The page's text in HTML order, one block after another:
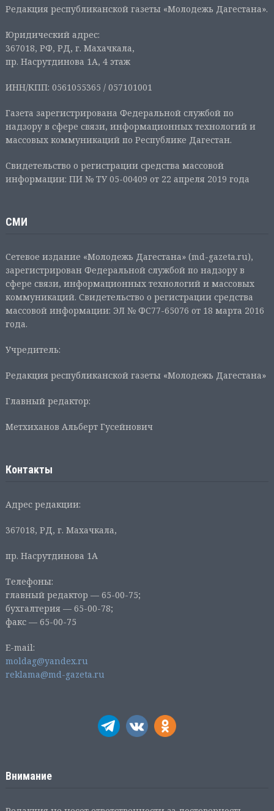
Редакция республиканской газеты «Молодежь Дагестана».
Юридический адрес:
367018, РФ, РД, г. Махачкала,
пр. Насрутдинова 1А, 4 этаж
ИНН/КПП: 0561055365 / 057101001
Газета зарегистрирована Федеральной службой по
надзору в сфере связи, информационных технологий и
массовых коммуникаций по Республике Дагестан.
Свидетельство о регистрации средства массовой
информации: ПИ № ТУ 05-00409 от 22 апреля 2019 года
СМИ
Сетевое издание «Молодежь Дагестана» (md-gazeta.ru),
зарегистрирован Федеральной службой по надзору в
сфере связи, информационных технологий и массовых
коммуникаций. Свидетельство о регистрации средства
массовой информации: ЭЛ № ФС77-65076 от 18 марта 2016
года.
Учредитель:
Редакция республиканской газеты «Молодежь Дагестана»
Главный редактор:
Метхиханов Альберт Гусейнович
Контакты
Адрес редакции:
367018, РД, г. Махачкала,
пр. Насрутдинова 1А
Телефоны:
главный редактор — 65-00-75;
бухгалтерия — 65-00-78;
факс — 65-00-75
E-mail:
moldag@yandex.ru
reklama@md-gazeta.ru
Внимание